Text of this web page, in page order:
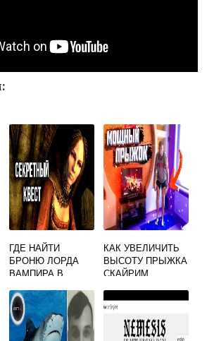
ГДЕ НАЙТИ
БРОНЮ ЛОРДА
ВАМПИРА В
КАК УВЕЛИЧИТЬ
ВЫСОТУ ПРЫЖКА
СКАЙРИМ